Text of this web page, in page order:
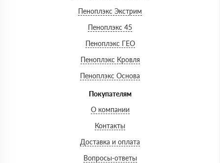
Пеноплэкс Экстрим
Пеноплэкс 45
Пеноплэкс ГЕО
Пеноплэкс Кровля
Пеноплэкс Основа
Покупателям
О компании
Контакты
Доставка и оплата
Вопросы-ответы